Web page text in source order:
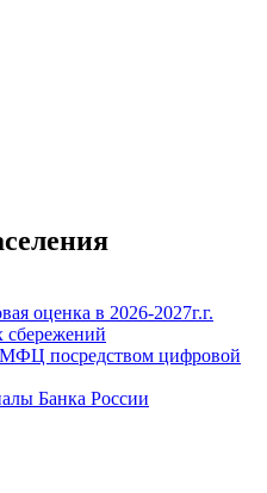
оценка в 2026-2027г.г.
сбережений
МФЦ посредством цифровой
Банка России